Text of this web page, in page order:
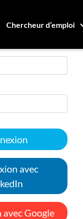
Chercheur d’emploi
avec
avec Google